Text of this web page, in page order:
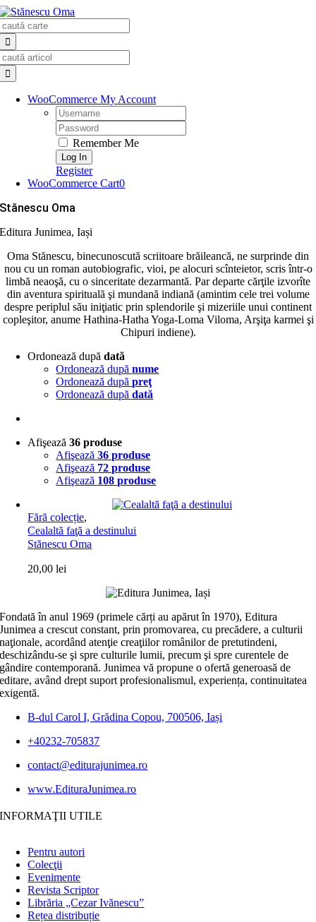
Skip
to
content
WooCommerce My Account
Username:
Password:
Remember Me
Register
WooCommerce Cart0
Stănescu Oma
Editura Junimea, Iași
Oma Stănescu, binecunoscută scriitoare brăileancă, ne surprinde din
nou cu un roman autobiografic, vioi, pe alocuri scînteietor, scris într-o
limbă neaoşă, cu o sinceritate dezarmantă. Par departe cărţile izvorîte
din aventura spirituală şi mundană indiană (amintim cele trei volume
despre periplul său iniţiatic prin splendorile şi mizeriile unui continent
copleşitor, anume Hathina-Hatha Yoga-Loma Viloma, Arşiţa karmei şi
Chipuri indiene).
Ordonează dupădată
Ordonează dupănume
Ordonează dupăpreţ
Ordonează dupădată
Afişează36 produse
Afişează36 produse
Afişează 72 produse
Afişează 108 produse
Fără colecție,
Cealaltă faţă a destinului
Stănescu Oma
20,00lei
Fondată în anul 1969 (primele cărți au apărut în 1970), Editura
Junimea a crescut constant, prin promovarea, cu precădere, a culturii
naţionale, acordând atenţie creaţiilor românilor de pretutindeni,
deschizându-se şi spre culturile lumii, precum şi spre curentele de
gândire contemporană. Junimea vă propune o ofertă generoasă de
editare, având drept suport profesionalismul, experiența, continuitatea
exigentă.
B-dul Carol I, Grădina Copou, 700506, Iași
+40232-705837
contact@editurajunimea.ro
www.EdituraJunimea.ro
INFORMAŢII UTILE
Pentru autori
Colecţii
Evenimente
Revista Scriptor
Librăria „Cezar Ivănescu”
Rețea distribuție